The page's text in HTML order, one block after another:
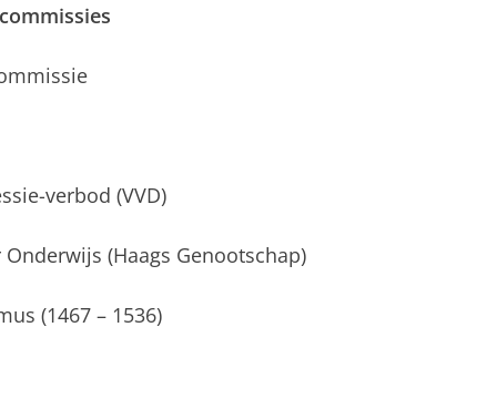
verbod (VVD)
(Haags Genootschap)
(1467 – 1536)